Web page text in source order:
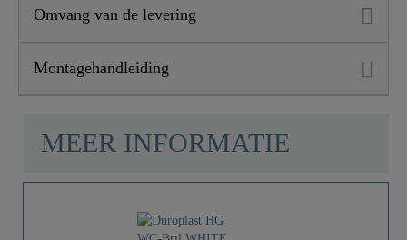
Omvang van de levering
Montagehandleiding
MEER INFORMATIE